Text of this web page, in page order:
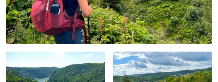
15 Wochen ist verboten)
Einreisebestimmungen für bestimmte
Hunderassen: für bestimmte Rassen gelten in
Deutschland spezielle Einreisebestimmungen.
Bitte informieren Sie sich vor Reiseantritt über die
entsprechenden Bestimmungen.
Noch mehr Informationen über